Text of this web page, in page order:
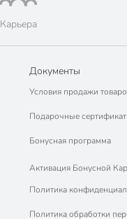
Карьера
Документы
Условия продажи
Подарочные
Бонусная программа
Активация Бонусной
Политика
Политика обработки